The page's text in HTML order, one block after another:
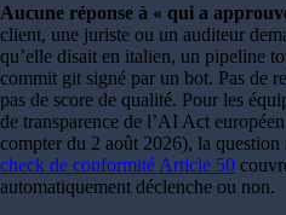
Aucune réponse à « qui a
client, une juriste ou un auditeur
qu’elle disait en italien, un pipeline
commit git signé par un bot. Pas de
pas de score de qualité. Pour les
de transparence de l’AI Act
compter du 2 août 2026), la
check de conformité Article 50
automatiquement déclenche ou non.